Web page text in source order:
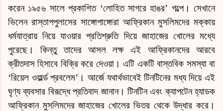
করেন ১৯৫৬ সালে প্রকাশিত ‘লোহিত সাগরে হাঙর’ গল্পে। সেখানে
ভিলেন রাস্তাপপুলাসের সাঙ্গোপাঙ্গোরা আফ্রিকান মুসলিমদের মক্কায়
ধর্মযাত্রায় নিয়ে যাওয়ার প্রতিশ্রুতি দিয়ে জাহাজের খোলের মধ্যে
পুরেছে। কিন্তু তাদের আসল লক্ষ এই আফ্রিকানদের আরবে
ক্রীতদাস হিসাবে বিক্রি করে দেওয়া। এটি একটি বাস্তবিক সমস্যা বা
‘রিয়েল ওয়ার্ল্ড প্রবলেম’। আর্জে যথার্থভাবেই টিনটিনের মধ্য দিয়ে এই
ঘৃণ্য ব্যবসার বিরূদ্ধে প্রতিবাদ জানান। টিনটিন এবং ক্যাপটেন হ্যাডক
আফ্রিকান মুসলিমদের জাহাজের খোলের ভিতর থেকে উদ্ধার করে।